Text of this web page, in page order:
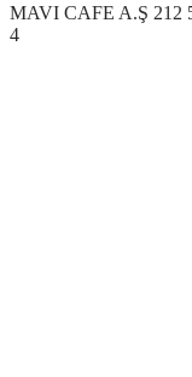
MAVI CAFE A.Ş 212
4